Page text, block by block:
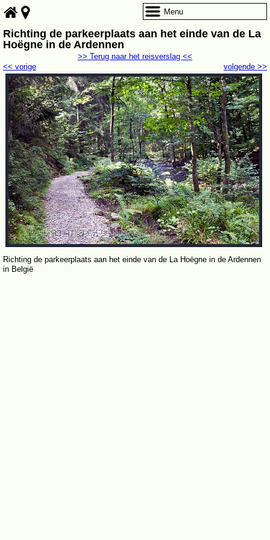
Richting de parkeerplaats aan het einde van de La
Hoëgne in de Ardennen
volgende >>
<< vorige
>> Terug naar het reisverslag <<
Richting de parkeerplaats aan het einde van de La Hoëgne in de Ardennen
in België
Menu